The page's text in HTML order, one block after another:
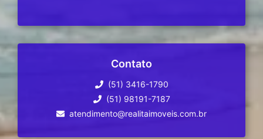
Contato
(51) 3416-1790
(51) 98191-7187
atendimento@realitaimoveis.com.br